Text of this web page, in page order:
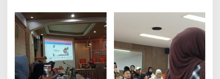
Jadi Doktor di UNAIR